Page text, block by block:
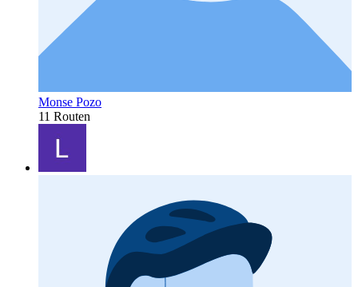
Monse Pozo
11 Routen